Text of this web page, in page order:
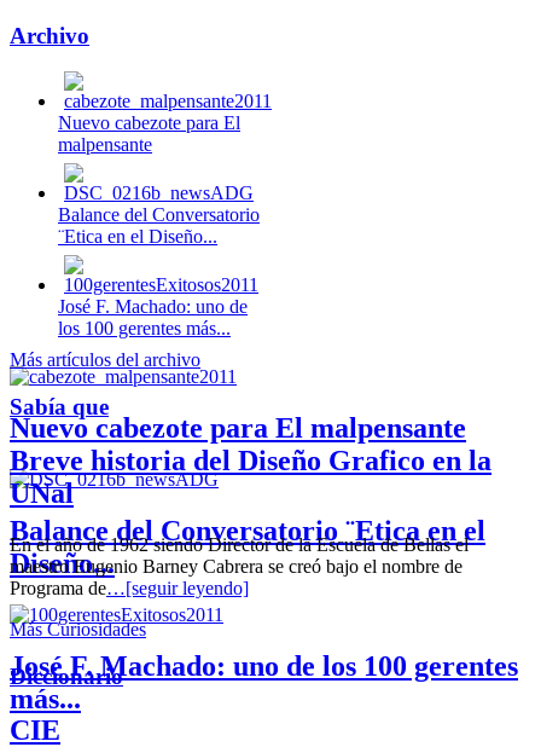
Archivo
Nuevo cabezote para El
malpensante
Balance del Conversatorio
¨Etica en el Diseño...
José F. Machado: uno de
los 100 gerentes más...
Nuevo cabezote para El malpensante
Balance del Conversatorio ¨Etica en el
Diseño...
José F. Machado: uno de los 100 gerentes
más...
Más artículos del archivo
Sabía que
Breve historia del Diseño Grafico en la
UNal
En el año de 1962 siendo Director de la Escuela de Bellas el
maestro Eugenio Barney Cabrera se creó bajo el nombre de
Programa de…[seguir leyendo]
Más Curiosidades
Diccionario
CIE